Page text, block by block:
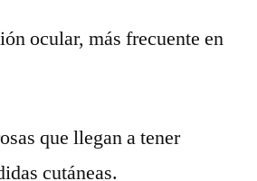
ocular, más frecuente en
que llegan a tener
cutáneas.